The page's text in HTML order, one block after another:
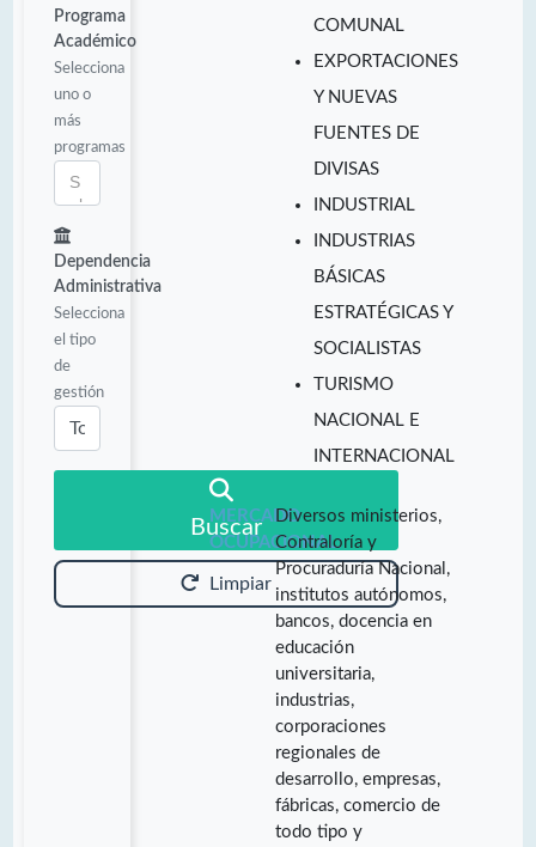
Programa
Académico
Selecciona
uno o
más
programas
Dependencia
Administrativa
Selecciona
el tipo
de
gestión
Buscar
Limpiar
COMUNAL
EXPORTACIONES
Y NUEVAS
FUENTES DE
DIVISAS
INDUSTRIAL
INDUSTRIAS
BÁSICAS
ESTRATÉGICAS Y
SOCIALISTAS
TURISMO
NACIONAL E
INTERNACIONAL
MERCADO
OCUPACIONAL:
Diversos ministerios,
Contraloría y
Procuraduría Nacional,
institutos autónomos,
bancos, docencia en
educación
universitaria,
industrias,
corporaciones
regionales de
desarrollo, empresas,
fábricas, comercio de
todo tipo y